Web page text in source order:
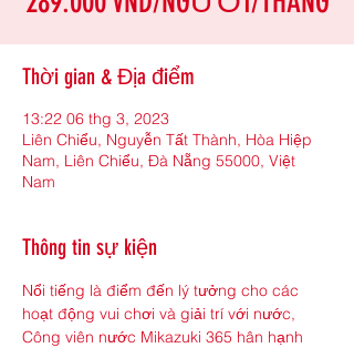
Thời gian & Địa điểm
13:22 06 thg 3, 2023
Liên Chiểu, Nguyễn Tất Thành, Hòa Hiệp
Nam, Liên Chiểu, Đà Nẵng 55000, Việt
Nam
Thông tin sự kiện
Nổi tiếng là điểm đến lý tưởng cho các
hoạt động vui chơi và giải trí với nước,
Công viên nước Mikazuki 365 hân hạnh